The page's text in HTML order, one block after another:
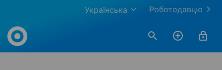
Роботодавцю
Українська
Work.ua